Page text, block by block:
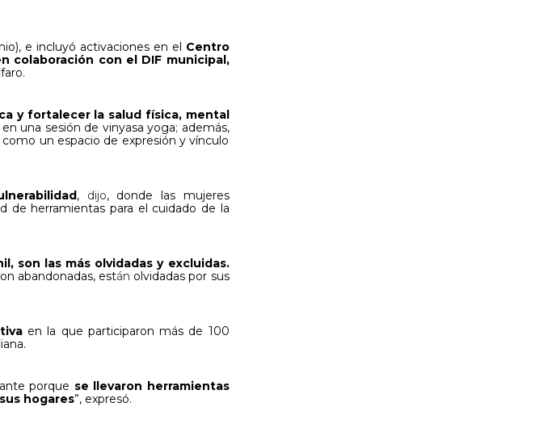
e incluyó activaciones en el Centro
colaboración con el DIF municipal,
y fortalecer la salud física, mental
en una sesión de vinyasa yoga; además,
un espacio de expresión y vínculo
, dijo, donde las mujeres
de herramientas para el cuidado de la
son las más olvidadas y excluidas.
abandonadas, están olvidadas por sus
en la que participaron más de 100
porque se llevaron herramientas
hogares”, expresó.